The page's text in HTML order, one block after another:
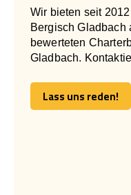
Wir bieten seit
Bergisch Gladbach
bewerteten
Gladbach.
Lass uns reden!
Lass uns reden!